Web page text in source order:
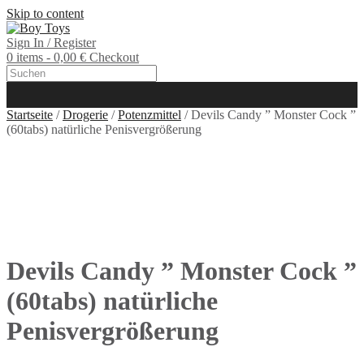
Skip to content
Sign In / Register
0 items - 0,00 € Checkout
Startseite /Drogerie /Potenzmittel / Devils Candy ” Monster Cock ”
(60tabs) natürliche Penisvergrößerung
Devils Candy ” Monster Cock ”
(60tabs) natürliche
Penisvergrößerung